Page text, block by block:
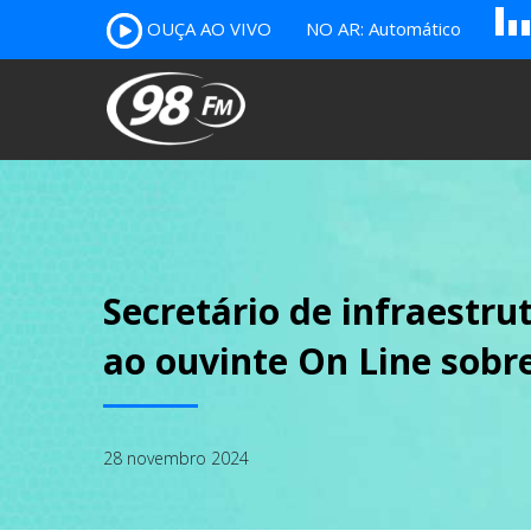
OUÇA AO VIVO NO AR: Automático
A B c
Secretário de
ao ouvinte On Line
28 novembro 2024